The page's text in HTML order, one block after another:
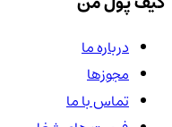
درباره ما
مجوزها
تماس با ما